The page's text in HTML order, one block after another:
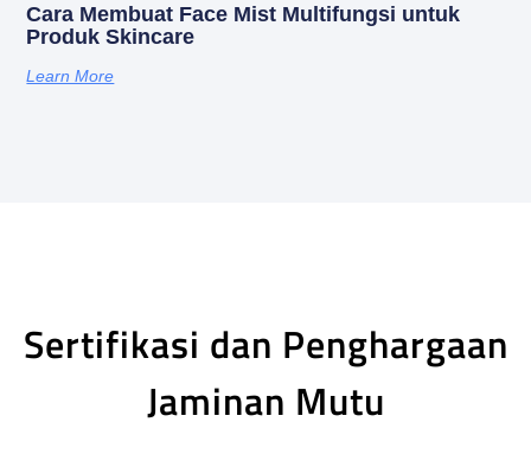
Cara Membuat Face Mist Multifungsi untuk
Produk Skincare
Learn More
Sertifikasi dan Penghargaan
Jaminan Mutu